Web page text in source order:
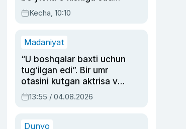
hukmi o‘qildi
Kecha, 10:10
Madaniyat
“U boshqalar baxti uchun
tug‘ilgan edi”. Bir umr
otasini kutgan aktrisa va
dublyaj ustasi Rimma
Ahmedovaning
13:55 / 04.08.2026
Dunyo